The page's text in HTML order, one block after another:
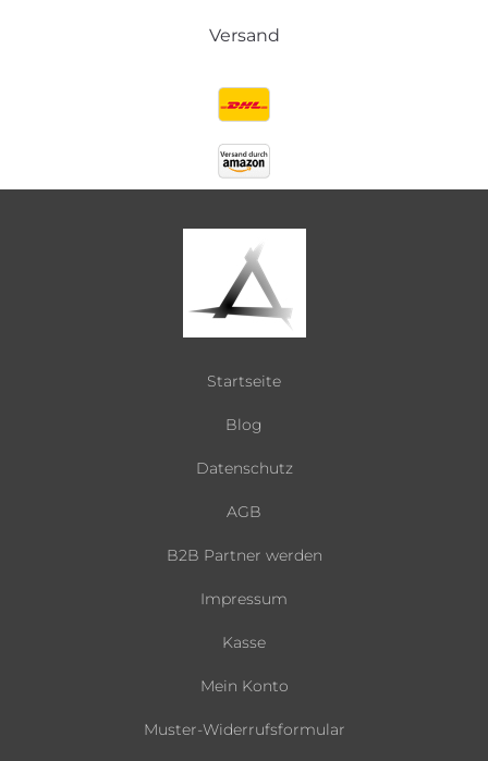
Versand
Startseite
Blog
Datenschutz
AGB
B2B Partner werden
Impressum
Kasse
Mein Konto
Muster-Widerrufsformular